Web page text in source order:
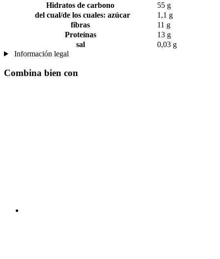
Hidratos de carbono
55 g
del cual/de los cuales: azúcar
1,1 g
fibras
11 g
Proteínas
13 g
sal
0,03 g
Información legal
Combina bien con